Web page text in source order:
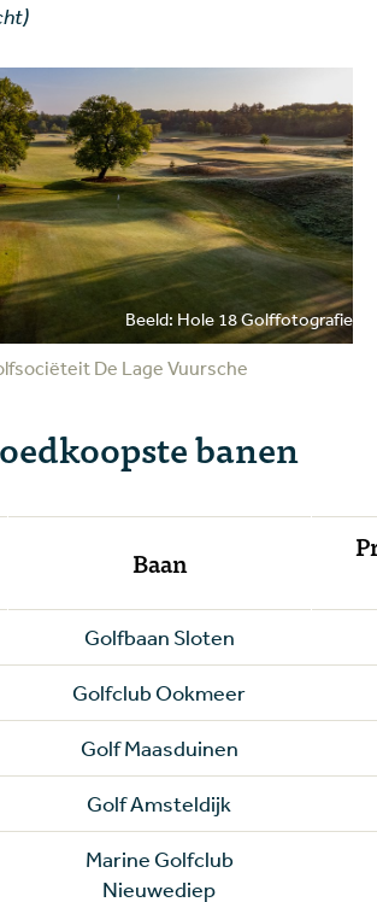
De Lage Vuursche
Beeld: Hole 18 Golffotografie
banen
Baan
Golfbaan Sloten
Golfclub Ookmeer
Golf Maasduinen
Golf Amsteldijk
Marine Golfclub
Nieuwediep